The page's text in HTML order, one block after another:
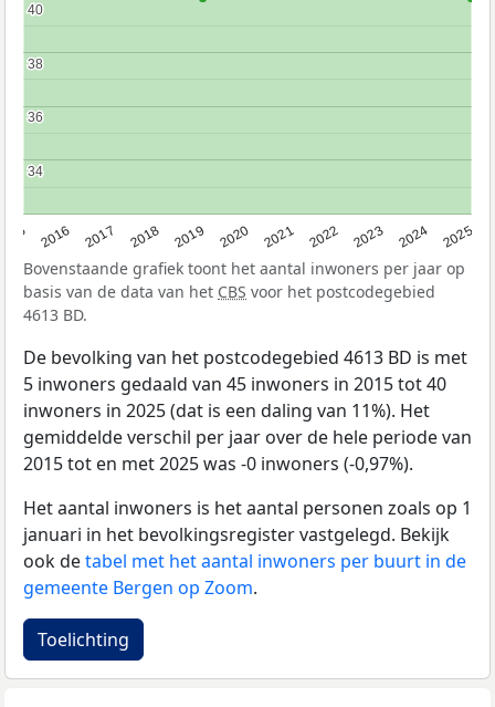
2016 2017 2018 2019 2020 2021 2022 2023 2024 2025
34
34
36
36
38
38
40
40
Bovenstaande grafiek toont het aantal inwoners per jaar op
basis van de data van het CBS voor het postcodegebied
4613 BD.
De bevolking van het postcodegebied 4613 BD is met
5 inwoners gedaald van 45 inwoners in 2015 tot 40
inwoners in 2025 (dat is een daling van 11%). Het
gemiddelde verschil per jaar over de hele periode van
2015 tot en met 2025 was -0 inwoners (-0,97%).
Het aantal inwoners is het aantal personen zoals op 1
januari in het bevolkingsregister vastgelegd. Bekijk
ook detabel met het aantal inwoners per buurt in de
gemeente Bergen op Zoom.
Toelichting